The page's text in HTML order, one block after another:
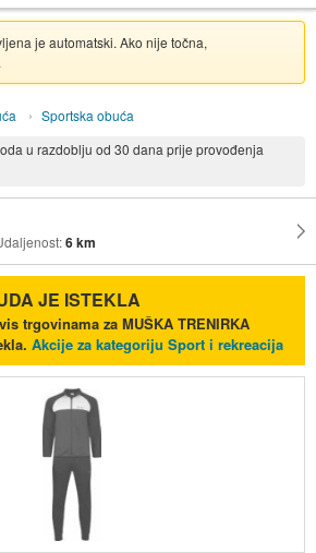
je automatski. Ako nije točna,
Sportska obuća
u razdoblju od 30 dana prije provođenja
6 km
JE ISTEKLA
trgovinama za MUŠKA TRENIRKA
Akcije za kategoriju Sport i rekreacija